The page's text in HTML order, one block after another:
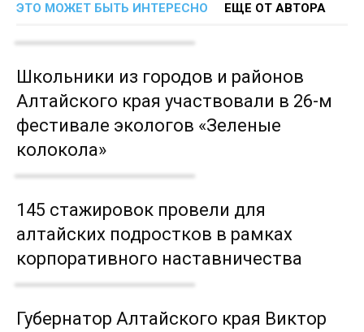
ЭТО МОЖЕТ БЫТЬ ИНТЕРЕСНО ЕЩЕ ОТ АВТОРА
Школьники из городов и районов
Алтайского края участвовали в 26-м
фестивале экологов «Зеленые
колокола»
145 стажировок провели для
алтайских подростков в рамках
корпоративного наставничества
Губернатор Алтайского края Виктор